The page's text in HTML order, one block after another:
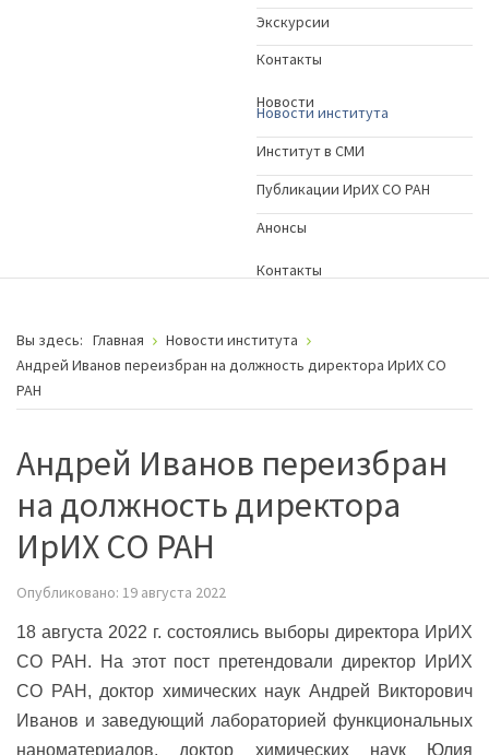
Экскурсии
Контакты
Новости
Новости института
Институт в СМИ
Публикации ИрИХ СО РАН
Анонсы
Контакты
Вы здесь: Главная
Новости института
Андрей Иванов переизбран на должность директора ИрИХ СО
РАН
Андрей Иванов переизбран
на должность директора
ИрИХ СО РАН
Опубликовано: 19 августа 2022
18 августа 2022 г. состоялись выборы директора ИрИХ
СО РАН. На этот пост претендовали директор ИрИХ
СО РАН, доктор химических наук Андрей Викторович
Иванов и заведующий лабораторией функциональных
наноматериалов, доктор химических наук Юлия